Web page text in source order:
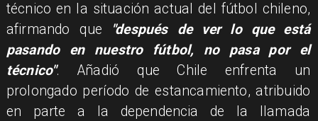
técnico en la situación actual del fútbol chileno,
afirmando que
"después de ver lo que está
pasando en nuestro fútbol, no pasa por el
técnico". Añadió que Chile enfrenta un
prolongado período de estancamiento, atribuido
en parte a la dependencia de la llamada